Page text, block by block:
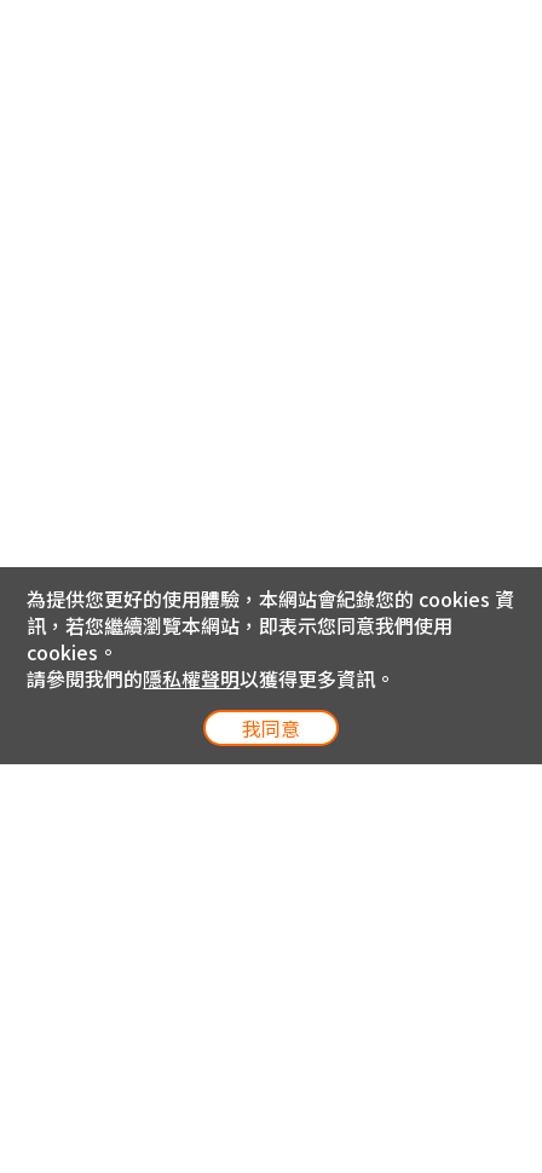
為提供您更好的使用體驗，本網站會紀錄您的 cookies 資
訊，若您繼續瀏覽本網站，即表示您同意我們使用
cookies。
請參閱我們的隱私權聲明以獲得更多資訊。
我同意